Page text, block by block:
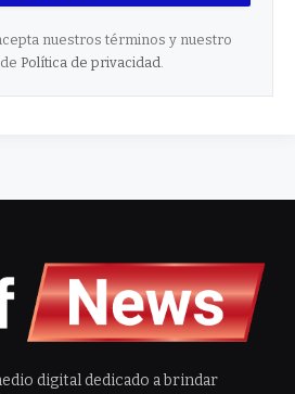
nuestros términos y nuestro
Política de privacidad
digital dedicado a brindar